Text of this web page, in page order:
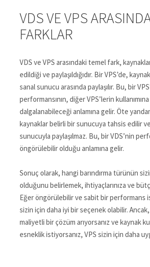
VDS VE VPS
FARKLAR
VDS ve VPS arasındaki temel fark,
edildiği ve paylaşıldığıdır. Bir VPS’de,
sanal sunucu arasında paylaşılır. Bu, bir
performansının, diğer VPS’lerin
dalgalanabileceği anlamına gelir. Öte
kaynaklar belirli bir sunucuya tahsis edilir
sunucuyla paylaşılmaz. Bu, bir VDS’nin
öngörülebilir olduğu anlamına gelir.
Sonuç olarak, hangi barındırma türünün
olduğunu belirlemek, ihtiyaçlarınıza ve
Eğer öngörülebilir ve sabit bir performans
sizin için daha iyi bir seçenek olabilir.
maliyetli bir çözüm arıyorsanız ve kaynak
esneklik istiyorsanız, VPS sizin için daha